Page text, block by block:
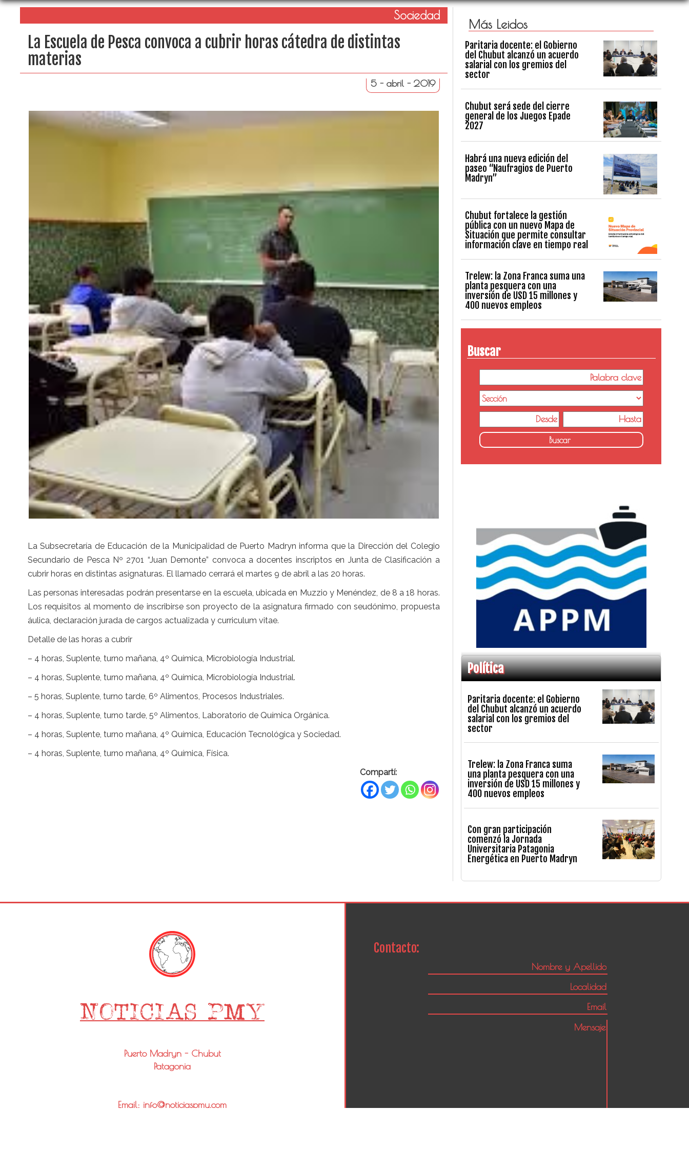
Sociedad
La Escuela de Pesca convoca a cubrir horas cátedra de distintas
materias
5 - abril - 2019
La Subsecretaría de Educación de la Municipalidad de Puerto Madryn informa que la Dirección del Colegio
Secundario de Pesca Nº 2701 “Juan Demonte” convoca a docentes inscriptos en Junta de Clasificación a
cubrir horas en distintas asignaturas. El llamado cerrará el martes 9 de abril a las 20 horas.
Las personas interesadas podrán presentarse en la escuela, ubicada en Muzzio y Menéndez, de 8 a 18 horas.
Los requisitos al momento de inscribirse son proyecto de la asignatura firmado con seudónimo, propuesta
áulica, declaración jurada de cargos actualizada y curriculum vitae.
Detalle de las horas a cubrir
– 4 horas, Suplente, turno mañana, 4º Química, Microbiología Industrial.
– 4 horas, Suplente, turno mañana, 4º Química, Microbiología Industrial.
– 5 horas, Suplente, turno tarde, 6º Alimentos, Procesos Industriales.
– 4 horas, Suplente, turno tarde, 5º Alimentos, Laboratorio de Química Orgánica.
– 4 horas, Suplente, turno mañana, 4º Química, Educación Tecnológica y Sociedad.
– 4 horas, Suplente, turno mañana, 4º Química, Física.
Compartí:
Más Leidos
Paritaria docente: el Gobierno
del Chubut alcanzó un acuerdo
salarial con los gremios del
sector
Chubut será sede del cierre
general de los Juegos Epade
2027
Habrá una nueva edición del
paseo “Naufragios de Puerto
Madryn”
Chubut fortalece la gestión
pública con un nuevo Mapa de
Situación que permite consultar
información clave en tiempo real
Trelew: la Zona Franca suma una
planta pesquera con una
inversión de USD 15 millones y
400 nuevos empleos
Buscar
Política
Paritaria docente: el Gobierno
del Chubut alcanzó un acuerdo
salarial con los gremios del
sector
Trelew: la Zona Franca suma
una planta pesquera con una
inversión de USD 15 millones y
400 nuevos empleos
Con gran participación
comenzó la Jornada
Universitaria Patagonia
Energética en Puerto Madryn
Puerto Madryn - Chubut
Patagonia
Email: info@noticiaspmy.com
Contacto: